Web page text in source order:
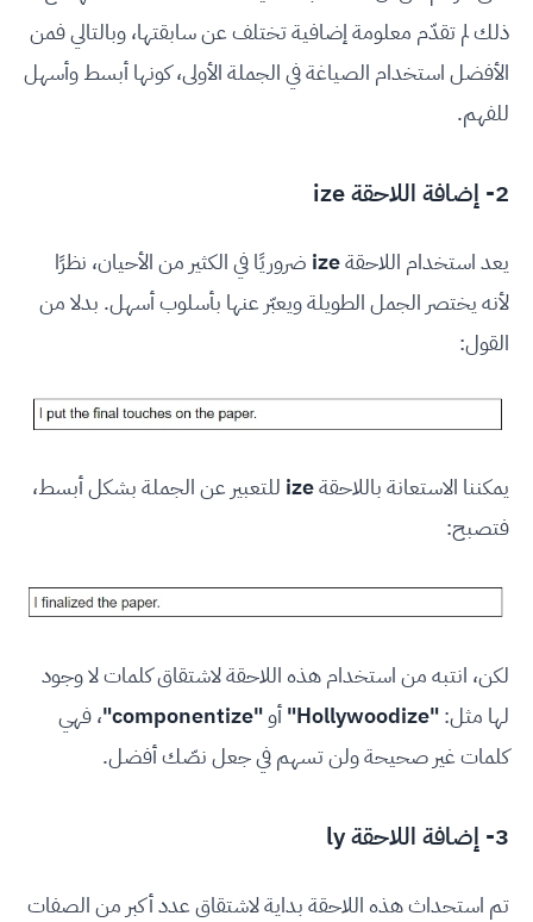
ذلك لم تقدّم معلومة إضافية تختلف عن سابقتها، وبالتالي فمن
الأفضل استخدام الصياغة في الجملة الأولى، كونها أبسط وأسهل
للفهم.
2- إضافة اللاحقة ize
يعد استخدام اللاحقةize ضروريًا في الكثير من الأحيان، نظرًا
لأنه يختصر الجمل الطويلة ويعبّر عنها بأسلوب أسهل. بدلا من
القول:
يمكننا الاستعانة باللاحقةize للتعبير عن الجملة بشكل أبسط،
فتصبح:
لكن، انتبه من استخدام هذه اللاحقة لاشتقاق كلمات لا وجود
لها مثل:"Hollywoodize" أو"componentize"
، فهي
كلمات غير صحيحة ولن تسهم في جعل نصّك أفضل.
3- إضافة اللاحقة ly
تم استحداث هذه اللاحقة بداية لاشتقاق عدد أكبر من الصفات